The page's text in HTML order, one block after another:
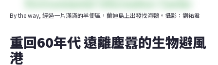
By the way, 經過一片滿滿的羊便區，蘭迪島上出發找海鸚。攝影：劉祐君
重回60年代 遠離塵囂的生物避風
港